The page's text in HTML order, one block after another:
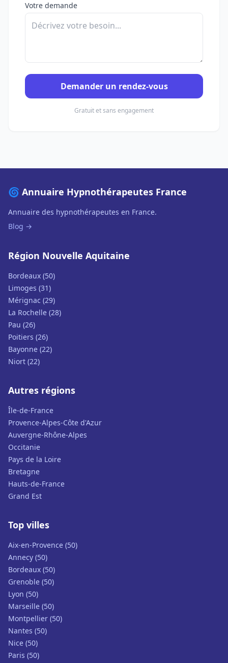
Votre demande
Demander un rendez-vous
Gratuit et sans engagement
🌀 Annuaire Hypnothérapeutes France
Annuaire des hypnothérapeutes en France.
Blog →
Région Nouvelle Aquitaine
Bordeaux (50)
Limoges (31)
Mérignac (29)
La Rochelle (28)
Pau (26)
Poitiers (26)
Bayonne (22)
Niort (22)
Autres régions
Île-de-France
Provence-Alpes-Côte d'Azur
Auvergne-Rhône-Alpes
Occitanie
Pays de la Loire
Bretagne
Hauts-de-France
Grand Est
Top villes
Aix-en-Provence (50)
Annecy (50)
Bordeaux (50)
Grenoble (50)
Lyon (50)
Marseille (50)
Montpellier (50)
Nantes (50)
Nice (50)
Paris (50)